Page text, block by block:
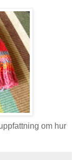
om hur